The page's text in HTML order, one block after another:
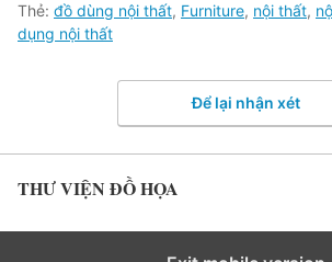
Thẻ: đồ dùng nội thất, Furniture, nội thất,
dụng nội thất
Để lại nhận xét
THƯ VIỆN ĐỒ HỌA